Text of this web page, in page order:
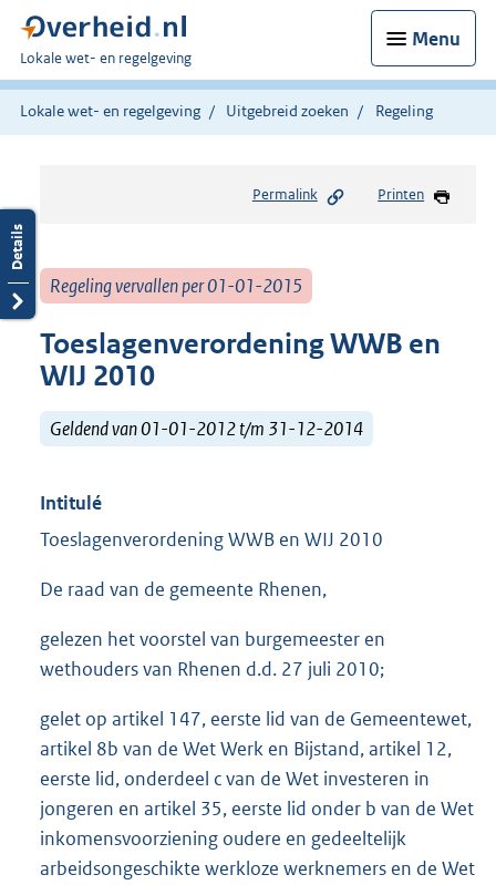
Menu
U
bent
hier:
Lokale wet- en regelgeving
Lokale wet- en regelgeving Uitgebreid zoeken Regeling
Permalink Printen
Regeling vervallen per 01-01-2015
Toeslagenverordening WWB en
WIJ 2010
Geldend van 01-01-2012 t/m 31-12-2014
Intitulé
Toeslagenverordening WWB en WIJ 2010
De raad van de gemeente Rhenen,
gelezen het voorstel van burgemeester en
wethouders van Rhenen d.d. 27 juli 2010;
gelet op artikel 147, eerste lid van de Gemeentewet,
artikel 8b van de Wet Werk en Bijstand, artikel 12,
eerste lid, onderdeel c van de Wet investeren in
jongeren en artikel 35, eerste lid onder b van de Wet
inkomensvoorziening oudere en gedeeltelijk
arbeidsongeschikte werkloze werknemers en de Wet